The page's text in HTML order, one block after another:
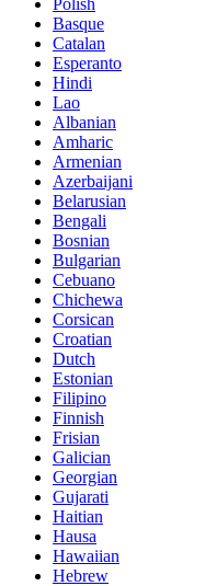
Polish
Basque
Catalan
Esperanto
Hindi
Lao
Albanian
Amharic
Armenian
Azerbaijani
Belarusian
Bengali
Bosnian
Bulgarian
Cebuano
Chichewa
Corsican
Croatian
Dutch
Estonian
Filipino
Finnish
Frisian
Galician
Georgian
Gujarati
Haitian
Hausa
Hawaiian
Hebrew